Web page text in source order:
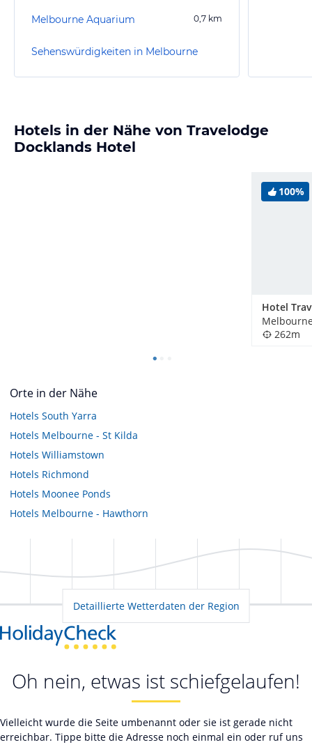
Melbourne Aquarium 0,7 km
Sehenswürdigkeiten in Melbourne
Hotels in der Nähe von Travelodge
Docklands Hotel
100%
262m
Orte in der Nähe
Hotels South Yarra
Hotels Melbourne - St Kilda
Hotels Williamstown
Hotels Richmond
Hotels Moonee Ponds
Hotels Melbourne - Hawthorn
Detaillierte Wetterdaten der Region
Oh nein, etwas ist schiefgelaufen!
Vielleicht wurde die Seite umbenannt oder sie ist gerade nicht
erreichbar. Tippe bitte die Adresse noch einmal ein oder ruf uns